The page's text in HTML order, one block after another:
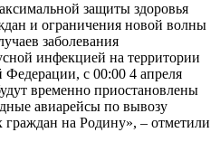
защиты здоровья
и ограничения новой волны
заболевания
инфекцией на территории
Федерации, с 00:00 4 апреля
временно приостановлены
авиарейсы по вывозу
граждан на Родину», – отметили